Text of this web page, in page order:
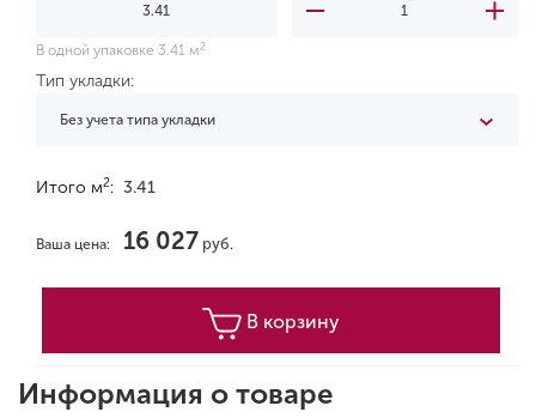
В одной упаковке 3.41 м 2
Тип укладки:
Без учета типа укладки
Итого м2: 3.41
Ваша цена: 16 027 руб.
В корзину
Информация о товаре